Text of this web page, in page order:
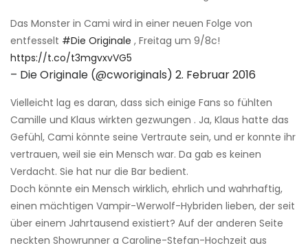
Das Monster in Cami wird in einer neuen Folge von
entfesselt #Die Originale , Freitag um 9/8c!
https://t.co/t3mgvxvVG5
– Die Originale (@cworiginals) 2. Februar 2016
Vielleicht lag es daran, dass sich einige Fans so fühlten
Camille und Klaus wirkten gezwungen . Ja, Klaus hatte das
Gefühl, Cami könnte seine Vertraute sein, und er konnte ihr
vertrauen, weil sie ein Mensch war. Da gab es keinen
Verdacht. Sie hat nur die Bar bedient.
Doch könnte ein Mensch wirklich, ehrlich und wahrhaftig,
einen mächtigen Vampir-Werwolf-Hybriden lieben, der seit
über einem Jahrtausend existiert? Auf der anderen Seite
neckten Showrunner a Caroline-Stefan-Hochzeit aus